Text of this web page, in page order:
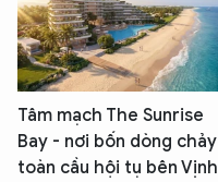
Tâm mạch The Sunrise
Bay - nơi bốn dòng chảy
toàn cầu hội tụ bên Vịnh